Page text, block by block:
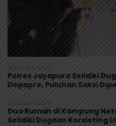
Agustus 5, 2026
Polres Jayapura Selidiki
Depapre, Puluhan Saksi
Agustus 4, 2026
Dua Rumah di Kampung
Selidiki Dugaan Korsleting